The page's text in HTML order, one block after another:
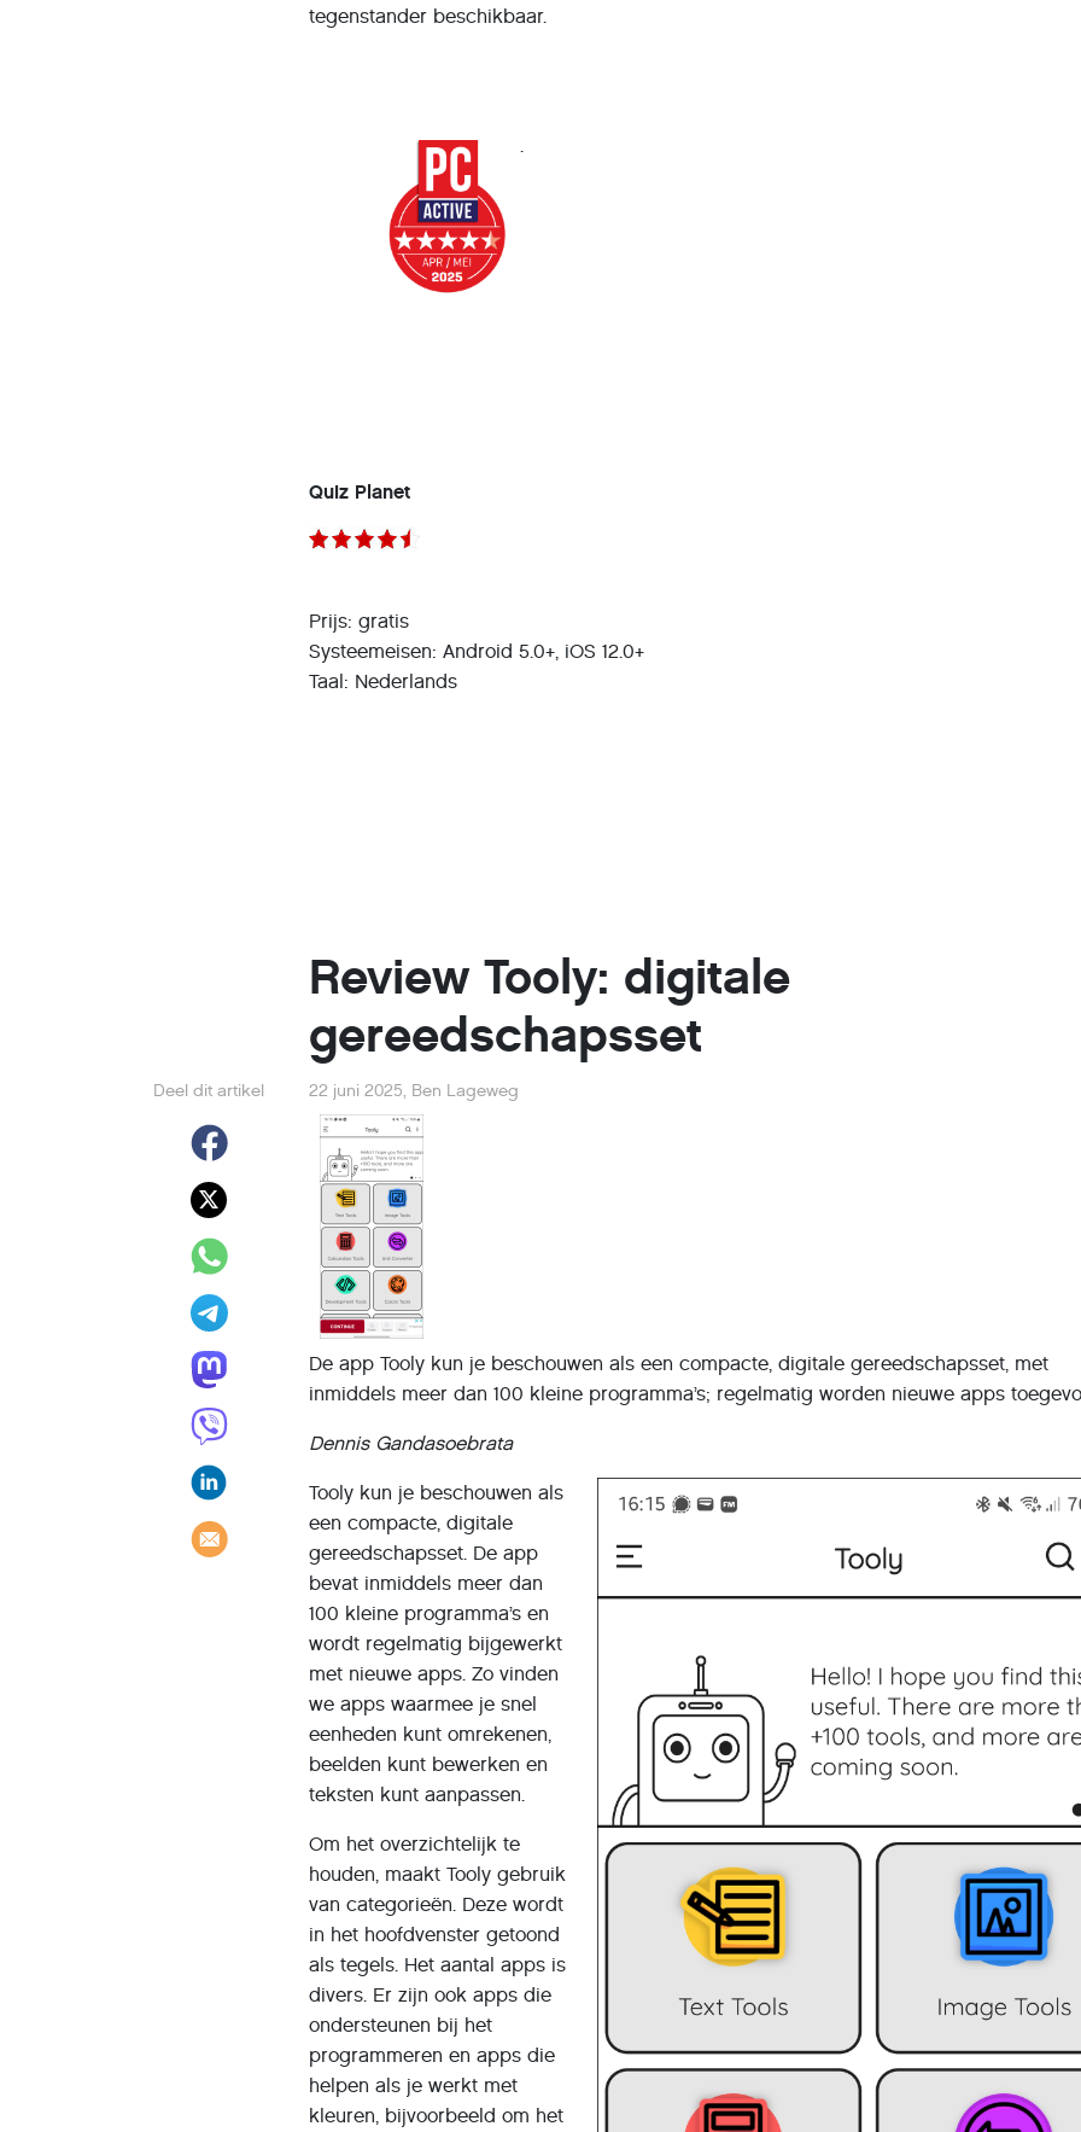
tegenstander beschikbaar.
.
Quiz Planet
Prijs: gratis
Systeemeisen: Android 5.0+, iOS 12.0+
Taal: Nederlands
Review Tooly: digitale
gereedschapsset
Deel dit artikel 22 juni 2025, Ben Lageweg
De app Tooly kun je beschouwen als een compacte, digitale gereedschapsset, met
inmiddels meer dan 100 kleine programma’s; regelmatig worden nieuwe apps
Dennis Gandasoebrata
Tooly kun je beschouwen als
een compacte, digitale
gereedschapsset. De app
bevat inmiddels meer dan
100 kleine programma’s en
wordt regelmatig bijgewerkt
met nieuwe apps. Zo vinden
we apps waarmee je snel
eenheden kunt omrekenen,
beelden kunt bewerken en
teksten kunt aanpassen.
Om het overzichtelijk te
houden, maakt Tooly gebruik
van categorieën. Deze wordt
in het hoofdvenster getoond
als tegels. Het aantal apps is
divers. Er zijn ook apps die
ondersteunen bij het
programmeren en apps die
helpen als je werkt met
kleuren, bijvoorbeeld om het